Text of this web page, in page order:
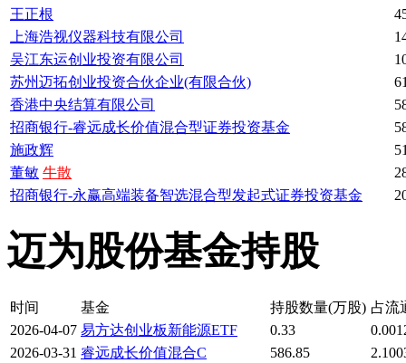
王正根
上海浩视仪器科技有限公司
吴江东运创业投资有限公司
苏州迈拓创业投资合伙企业(有限合伙)
香港中央结算有限公司
招商银行-睿远成长价值混合型证券投资基金
施政辉
董敏 牛散
招商银行-永赢高端装备智选混合型发起式证券投资基金
迈为股份基金持股
时间 基金 持股数量(万股) 占流
2026-04-07 易方达创业板新能源ETF 0.33
2026-03-31 睿远成长价值混合C 586.85